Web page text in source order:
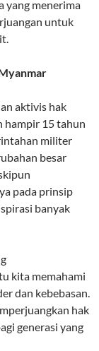
yang menerima
untuk
aktivis hak
hampir 15 tahun
militer
besar
pada prinsip
banyak
kita memahami
dan kebebasan.
hak
generasi yang